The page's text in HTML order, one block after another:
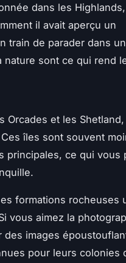
dans les
il avait aperçu un
train de parader dans
nature sont ce qui rend
Orcades et les
îles sont souvent
principales, ce qui vous
formations rocheuses
vous aimez la
images
pour leurs colonies